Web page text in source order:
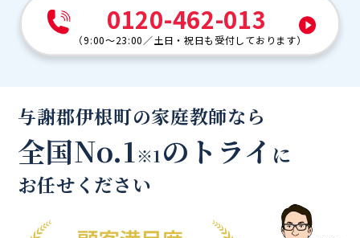
0120-462-013
（9:00～23:00／土日・祝日も受付しております）
与謝郡伊根町の家庭教師なら
全国No.1※1のトライ に
お任せください